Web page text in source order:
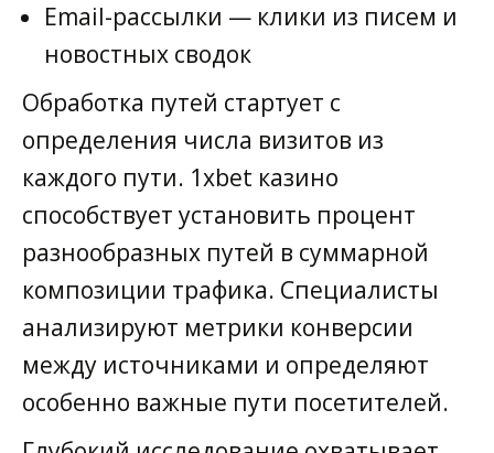
Email-рассылки — клики из писем и
новостных сводок
Обработка путей стартует с
определения числа визитов из
каждого пути. 1xbet казино
способствует установить процент
разнообразных путей в суммарной
композиции трафика. Специалисты
анализируют метрики конверсии
между источниками и определяют
особенно важные пути посетителей.